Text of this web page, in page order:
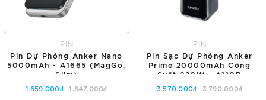
PIN
Pin Dự Phòng Anker Nano
5000mAh - A1665 (MagGo,
Slim)
1.659.000₫ 1.847.000₫
PIN
Pin Sạc Dự Phòng Anker
Prime 20000mAh Công
Suất 220W - A110B
3.570.000₫ 3.790.000₫